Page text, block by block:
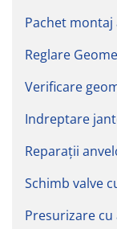
Pachet montaj
Reglare
Verificare
Indreptare
Reparații
Schimb valve
Presurizare cu